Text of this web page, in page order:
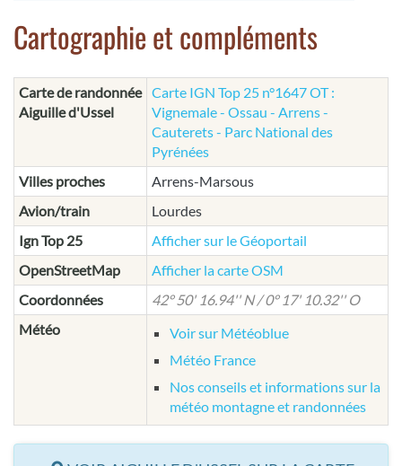
Cartographie et compléments
Carte de randonnée
Aiguille d'Ussel
Carte IGN Top 25 n°1647 OT :
Vignemale - Ossau - Arrens -
Cauterets - Parc National des
Pyrénées
Villes proches
Arrens-Marsous
Avion/train
Lourdes
Ign Top 25
Afficher sur le Géoportail
OpenStreetMap
Afficher la carte OSM
Coordonnées
42° 50' 16.94'' N / 0° 17' 10.32'' O
Météo
Voir sur Météoblue
Météo France
Nos conseils et informations sur la
météo montagne et randonnées